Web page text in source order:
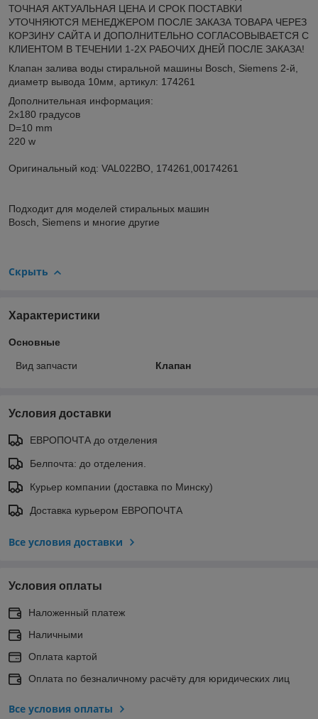
ТОЧНАЯ АКТУАЛЬНАЯ ЦЕНА И СРОК ПОСТАВКИ
УТОЧНЯЮТСЯ МЕНЕДЖЕРОМ ПОСЛЕ ЗАКАЗА ТОВАРА ЧЕРЕЗ
КОРЗИНУ САЙТА И ДОПОЛНИТЕЛЬНО СОГЛАСОВЫВАЕТСЯ С
КЛИЕНТОМ В ТЕЧЕНИИ 1-2Х РАБОЧИХ ДНЕЙ ПОСЛЕ ЗАКАЗА!
Клапан залива воды стиральной машины Bosch, Siemens 2-й,
диаметр вывода 10мм, артикул: 174261
Дополнительная информация:
2x180 градусов
D=10 mm
220 w
Оригинальный код: VAL022BO, 174261,00174261
Подходит для моделей стиральных машин
Bosch, Siemens и многие другие
Скрыть
Характеристики
Основные
Вид запчасти Клапан
Условия доставки
ЕВРОПОЧТА до отделения
Белпочта: до отделения.
Курьер компании (доставка по Минску)
Доставка курьером ЕВРОПОЧТА
Все условия доставки
Условия оплаты
Наложенный платеж
Наличными
Оплата картой
Оплата по безналичному расчёту для юридических лиц
Все условия оплаты